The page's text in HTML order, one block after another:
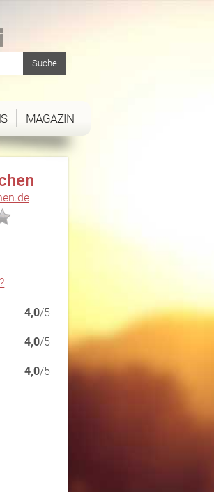
MAGAZIN
4,0/5
4,0/5
4,0/5